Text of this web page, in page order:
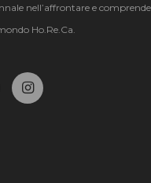
nell’affrontare e
Ho.Re.Ca.